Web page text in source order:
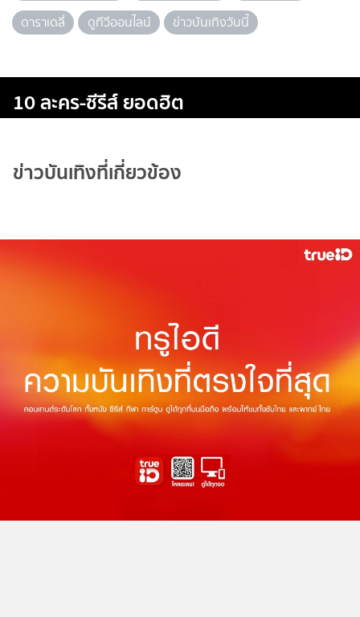
ดาราเดลี่
ดูทีวีออนไลน์ ข่าวบันเทิงวันนี้
10 ละคร-ซีรีส์ ยอดฮิต
ข่าวบันเทิงที่เกี่ยวข้อง